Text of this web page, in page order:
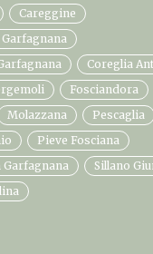
Careggine
Coreglia
Fosciandora
Molazzana
Pescaglia
Pieve Fosciana
Garfagnana
Sillano